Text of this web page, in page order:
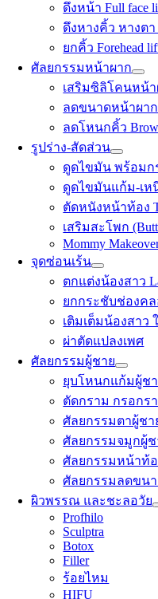
ดึงหน้า Full face
ดึงหางคิ้ว หางตา
ยกคิ้ว Forehead
ศัลยกรรมหน้าผาก
เสริมซิลิโคนหน้า
ลดขนาดหน้าผาก
ลดโหนกคิ้ว Brow
รูปร่าง-สัดส่วน
ดูดไขมัน พร้อมกร
ดูดไขมันแก้ม-เห
ตัดหนังหน้าท้อง
เสริมสะโพก
Mommy
จุดซ่อนเร้น
ตกแต่งน้องสาว
ยกกระชับช่องคล
เติมเต็มน้องสาว
ผ่าตัดแปลงเพศ
ศัลยกรรมผู้ชาย
ยุบโหนกแก้มผู้ช
ตัดกราม กรอกร
ศัลยกรรมตาผู้ชา
ศัลยกรรมจมูกผู้ช
ศัลยกรรมหน้าท้
ศัลยกรรมลดขน
ผิวพรรณ และชะลอวัย
Profhilo
Sculptra
Botox
Filler
ร้อยไหม
HIFU